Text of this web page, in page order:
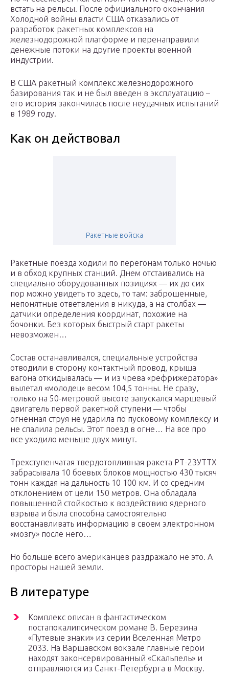
встать на рельсы. После официального окончания
Холодной войны власти США отказались от
разработок ракетных комплексов на
железнодорожной платформе и перенаправили
денежные потоки на другие проекты военной
индустрии.
В США ракетный комплекс железнодорожного
базирования так и не был введен в эксплуатацию –
его история закончилась после неудачных испытаний
в 1989 году.
Как он действовал
Ракетные войска
Ракетные поезда ходили по перегонам только ночью
и в обход крупных станций. Днем отстаивались на
специально оборудованных позициях — их до сих
пор можно увидеть то здесь, то там: заброшенные,
непонятные ответвления в никуда, а на столбах —
датчики определения координат, похожие на
бочонки. Без которых быстрый старт ракеты
невозможен…
Состав останавливался, специальные устройства
отводили в сторону контактный провод, крыша
вагона откидывалась — и из чрева «рефрижератора»
вылетал «молодец» весом 104,5 тонны. Не сразу,
только на 50-метровой высоте запускался маршевый
двигатель первой ракетной ступени — чтобы
огненная струя не ударила по пусковому комплексу и
не спалила рельсы. Этот поезд в огне… На все про
все уходило меньше двух минут.
Трехступенчатая твердотопливная ракета РТ-23УТТХ
забрасывала 10 боевых блоков мощностью 430 тысяч
тонн каждая на дальность 10 100 км. И со средним
отклонением от цели 150 метров. Она обладала
повышенной стойкостью к воздействию ядерного
взрыва и была способна самостоятельно
восстанавливать информацию в своем электронном
«мозгу» после него…
Но больше всего американцев раздражало не это. А
просторы нашей земли.
В литературе
Комплекс описан в фантастическом
постапокалипсическом романе В. Березина
«Путевые знаки» из серии Вселенная Метро
2033. На Варшавском вокзале главные герои
находят законсервированный «Скальпель» и
отправляются из Санкт-Петербурга в Москву.